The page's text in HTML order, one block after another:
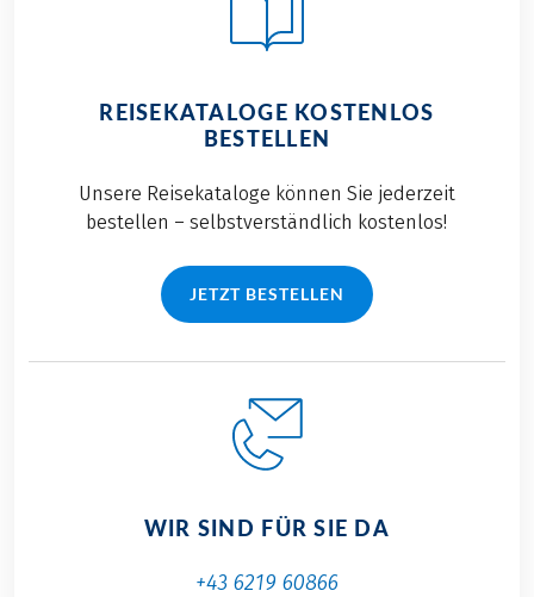
REISEKATALOGE KOSTENLOS
BESTELLEN
Unsere Reisekataloge können Sie jederzeit
bestellen – selbstverständlich kostenlos!
JETZT BESTELLEN
WIR SIND FÜR SIE DA
+43 6219 60866